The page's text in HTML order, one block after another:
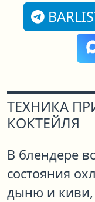
ТЕХНИКА
КОКТЕЙЛЯ
В блендере
состояния
дыню и киви,